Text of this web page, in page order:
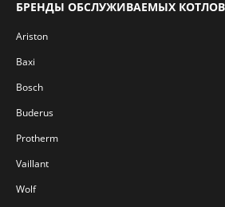
БРЕНДЫ ОБСЛУЖИВАЕМЫХ
Ariston
Baxi
Bosch
Buderus
Protherm
Vaillant
Wolf